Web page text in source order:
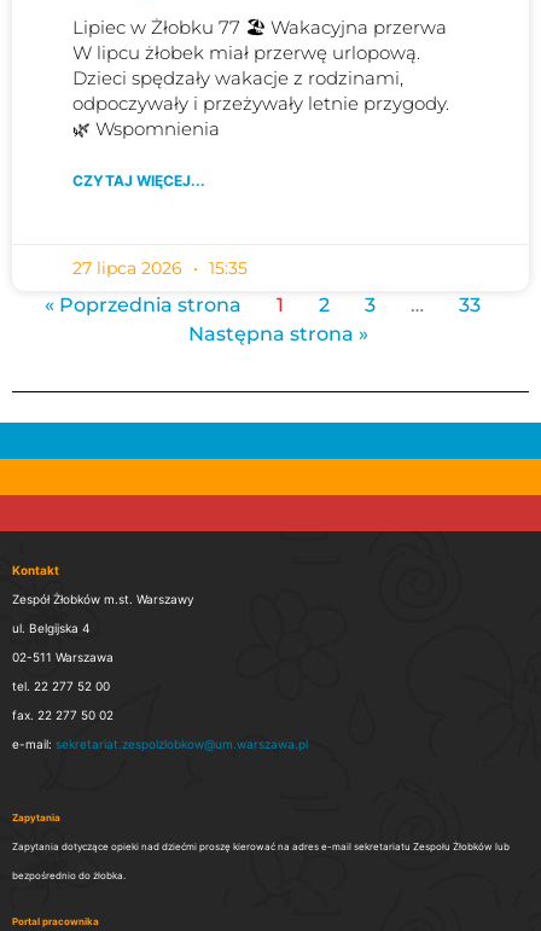
Lipiec w Żłobku 77 🏖️ Wakacyjna przerwa
W lipcu żłobek miał przerwę urlopową.
Dzieci spędzały wakacje z rodzinami,
odpoczywały i przeżywały letnie przygody.
🌿 Wspomnienia
CZYTAJ WIĘCEJ...
27 lipca 2026 15:35
« Poprzednia strona 1 2 3 …
33
Następna strona »
Kontakt
Zespół Żłobków m.st. Warszawy
ul. Belgijska 4
02-511 Warszawa
tel. 22 277 52 00
fax. 22 277 50 02
e-mail: sekretariat.zespolzlobkow@um.warszawa.pl
Zapytania
Zapytania dotyczące opieki nad dziećmi proszę kierować na adres e-mail sekretariatu Zespołu Żłobków lub
bezpośrednio do żłobka.
Portal pracownika